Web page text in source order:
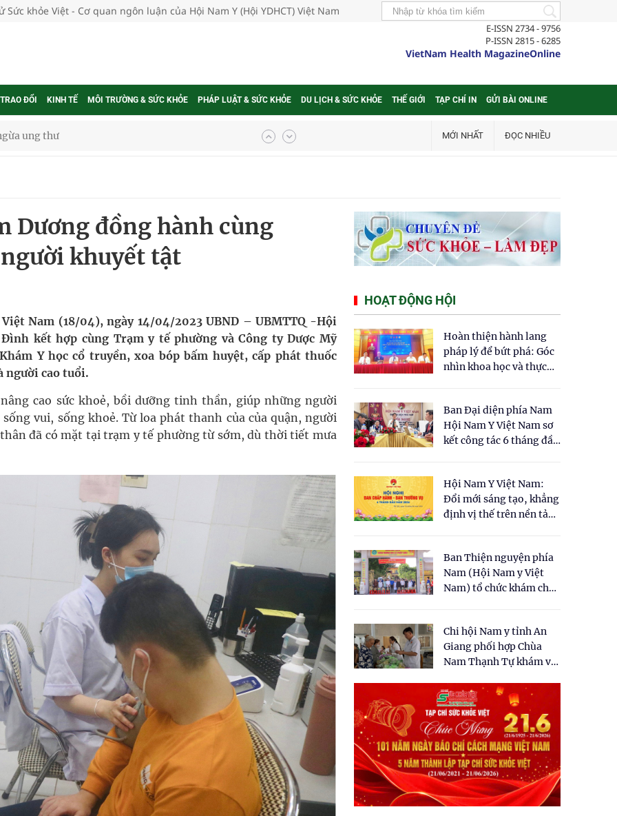
Sức khỏe Việt - Cơ quan ngôn luận của Hội Nam Y (Hội YDHCT) Việt Nam
E-ISSN 2734 - 9756
P-ISSN 2815 - 6285
VietNam Health MagazineOnline
ĐỔI KINH TẾ MÔI TRƯỜNG & SỨC KHỎE PHÁP LUẬT & SỨC KHỎE DU LỊCH & SỨC KHỎE THẾ GIỚI TẠP CHÍ IN GỬI BÀI ONLINE
Của Các Loài Nhân Sâm (Panax Spp.): Tổng
mới của Việt Nam
hai cấp trong quản lý hoạt động nha khoa,
lực cho môi trường và cộng đồng
bảo hiểm y tế nếu không đăng ký khám theo yêu
riêng 2026
MỚI NHẤT ĐỌC NHIỀU
Dương đồng hành cùng
khuyết tật
Nam (18/04), ngày 14/04/2023 UBND – UBMTTQ -Hội
kết hợp cùng Trạm y tế phường và Công ty Dược Mỹ
Y học cổ truyền, xoa bóp bấm huyệt, cấp phát thuốc
người cao tuổi.
cao sức khoẻ, bồi dưỡng tinh thần, giúp những người
vui, sống khoẻ. Từ loa phát thanh của của quận, người
đã có mặt tại trạm y tế phường từ sớm, dù thời tiết mưa
HOẠT ĐỘNG HỘI
Hoàn thiện hành lang
pháp lý để bứt phá: Góc
nhìn khoa học và thực
cho Luật Y dược cổ
truyền Việt Nam"
Ban Đại diện phía Nam
Hội Nam Y Việt Nam sơ
kết công tác 6 tháng đầu
Hội Nam Y Việt Nam:
Đổi mới sáng tạo, khẳng
định vị thế trên nền tảng
Ban Thiện nguyện phía
Nam (Hội Nam y Việt
Nam) tổ chức khám chữa
dân tại xã Tân Tập
Chi hội Nam y tỉnh An
Giang phối hợp Chùa
Nam Thạnh Tự khám và
nhân dân